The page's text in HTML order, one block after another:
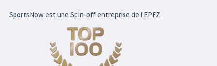
SportsNow est une Spin-off entreprise de l'EPFZ.